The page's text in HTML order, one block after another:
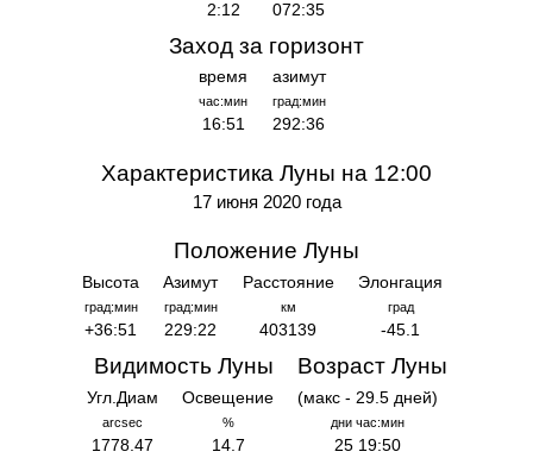
2:12 072:35
Заход за горизонт
время
час:мин
16:51
азимут
град:мин
292:36
Характеристика Луны на 12:00
17 июня 2020 года
Положение Луны
Высота
град:мин
+36:51
Азимут
град:мин
229:22
Расстояние
км
403139
Элонгация
град
-45.1
Видимость Луны
Угл.Диам
arcsec
1778.47
Освещение
%
14.7
Возраст Луны
(макс - 29.5 дней)
дни час:мин
25 19:50